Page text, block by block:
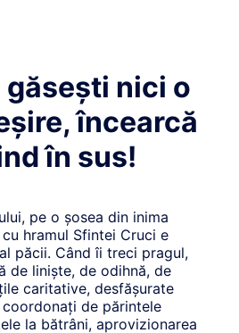
găsești nici o
încearcă
în sus!
pe o șosea din inima
hramul Sfintei Cruci e
păcii. Când îi treci pragul,
de liniște, de odihnă, de
caritative, desfășurate
de părintele
la bătrâni, aprovizionarea